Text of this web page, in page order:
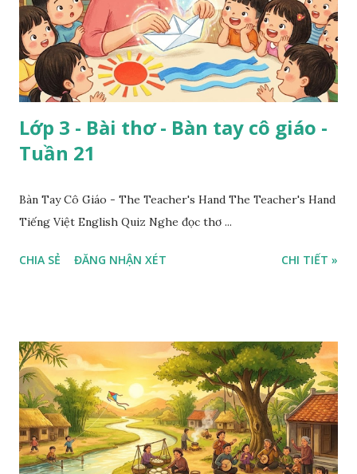
Lớp 3 - Bài thơ - Bàn tay cô giáo -
Tuần 21
Bàn Tay Cô Giáo - The Teacher's Hand The Teacher's Hand
Tiếng Việt English Quiz Nghe đọc thơ ...
CHIA SẺ ĐĂNG NHẬN XÉT CHI TIẾT »